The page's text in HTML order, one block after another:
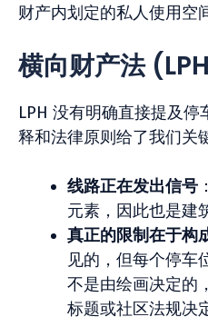
财产内划定的私人使用空
横向财产法
LPH 没有明确直接提及
释和法律原则给了我们关
线路正在发出信号
元素，因此也是建
真正的限制在于构
见的，但每个停车
不是由绘画决定的
标题或社区法规决